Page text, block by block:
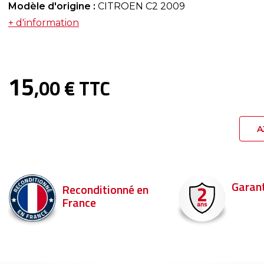
Modèle d'origine : CITROEN C2 2009
+ d'information
15,00 € TTC
Reconditionné en
France